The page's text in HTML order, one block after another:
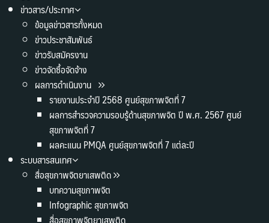
ข่าวสาร/ประกาศ
ข้อมูลข่าวสารทั้งหมด
ข่าวประชาสัมพันธ์
ข่าวรับสมัครงาน
ข่าวจัดซื้อจัดจ้าง
ผลการดำเนินงาน
รายงานประจำปี 2568 ศูนย์สุขภาพจิตที่ 7
ผลการสำรวจความรอบรู้ด้านสุขภาพจิต ปี พ.ศ. 2567 ศูนย์
สุขภาพจิตที่ 7
ผลคะแนน PMQA ศูนย์สุขภาพจิตที่ 7 แต่ละปี
ระบบสารสนเทศ
สื่อสุขภาพจิตยาเสพติด
บทความสุขภาพจิต
Infographic สุขภาพจิต
สื่อสุขภาพจิตยาเสพติด